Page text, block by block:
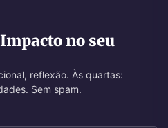
no seu
reflexão. Às quartas:
Sem spam.